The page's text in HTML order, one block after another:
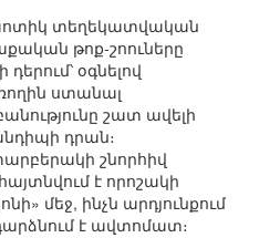
տեղեկատվական
թոք-շոուները
օգնելով
ստանալ
շատ ավելի
դրան։
շնորհիվ
է որոշակի
մեջ, ինչն արդյունքում
է ավտոմատ։